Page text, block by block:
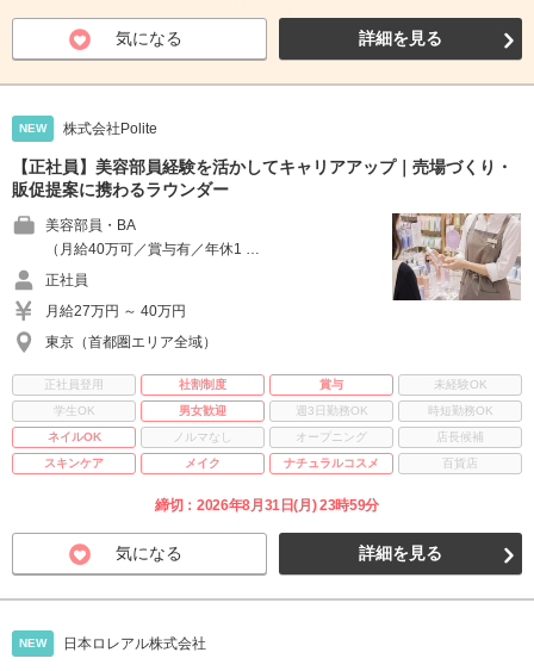
気になる 詳細を見る
NEW 株式会社Polite
【正社員】美容部員経験を活かしてキャリアアップ｜売場づくり・
販促提案に携わるラウンダー
美容部員・BA
（月給40万可／賞与有／年休1 …
正社員
月給27万円 ～ 40万円
東京（首都圏エリア全域）
正社員登用 社割制度 賞与
未経験OK
学生OK
男女歓迎 週3日勤務OK
時短勤務OK
ネイルOK
ノルマなし オープニング
店長候補
スキンケア
メイク ナチュラルコスメ 百貨店
締切：2026年8月31日(月) 23時59分
気になる 詳細を見る
NEW 日本ロレアル株式会社